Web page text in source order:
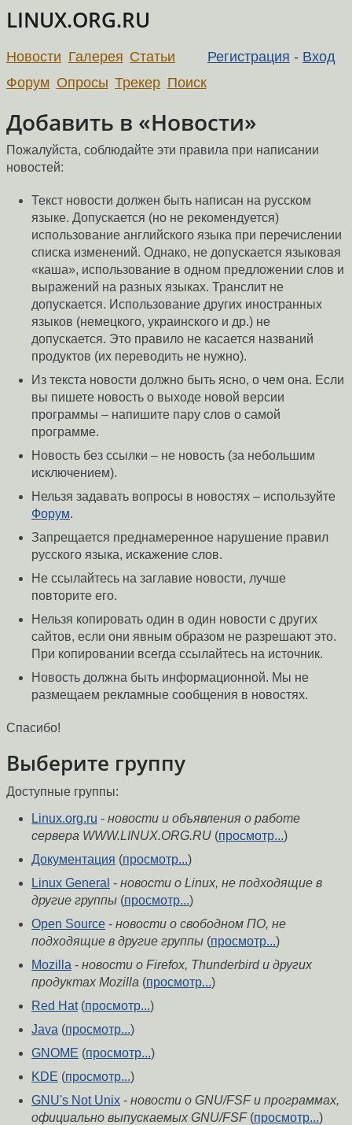
LINUX.ORG.RU
Регистрация - Вход
Новости Галерея Статьи
Форум Опросы Трекер Поиск
Добавить в «Новости»
Пожалуйста, соблюдайте эти правила при написании
новостей:
Текст новости должен быть написан на русском
языке. Допускается (но не рекомендуется)
использование английского языка при перечислении
списка изменений. Однако, не допускается языковая
«каша», использование в одном предложении слов и
выражений на разных языках. Транслит не
допускается. Использование других иностранных
языков (немецкого, украинского и др.) не
допускается. Это правило не касается названий
продуктов (их переводить не нужно).
Из текста новости должно быть ясно, о чем она. Если
вы пишете новость о выходе новой версии
программы – напишите пару слов о самой
программе.
Новость без ссылки – не новость (за небольшим
исключением).
Нельзя задавать вопросы в новостях – используйте
Форум.
Запрещается преднамеренное нарушение правил
русского языка, искажение слов.
Не ссылайтесь на заглавие новости, лучше
повторите его.
Нельзя копировать один в один новости с других
сайтов, если они явным образом не разрешают это.
При копировании всегда ссылайтесь на источник.
Новость должна быть информационной. Мы не
размещаем рекламные сообщения в новостях.
Спасибо!
Выберите группу
Доступные группы:
Linux.org.ru - новости и объявления о работе
сервера WWW.LINUX.ORG.RU (просмотр...)
Документация (просмотр...)
Linux General - новости о Linux, не подходящие в
другие группы (просмотр...)
Open Source - новости о свободном ПО, не
подходящие в другие группы (просмотр...)
Mozilla - новости о Firefox, Thunderbird и других
продуктах Mozilla (просмотр...)
Red Hat(просмотр...)
Java (просмотр...)
GNOME (просмотр...)
KDE (просмотр...)
GNU's Not Unix - новости о GNU/FSF и программах,
официально выпускаемых GNU/FSF(просмотр...)